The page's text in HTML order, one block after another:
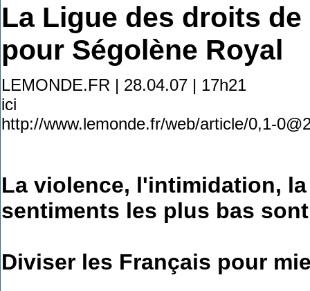
La Ligue des droits
pour Ségolène Royal
LEMONDE.FR | 28.04.07 | 17h21
ici
http://www.lemonde.fr/web/article/0,1-
La violence, l'intimidation,
sentiments les plus bas
Diviser les Français pour